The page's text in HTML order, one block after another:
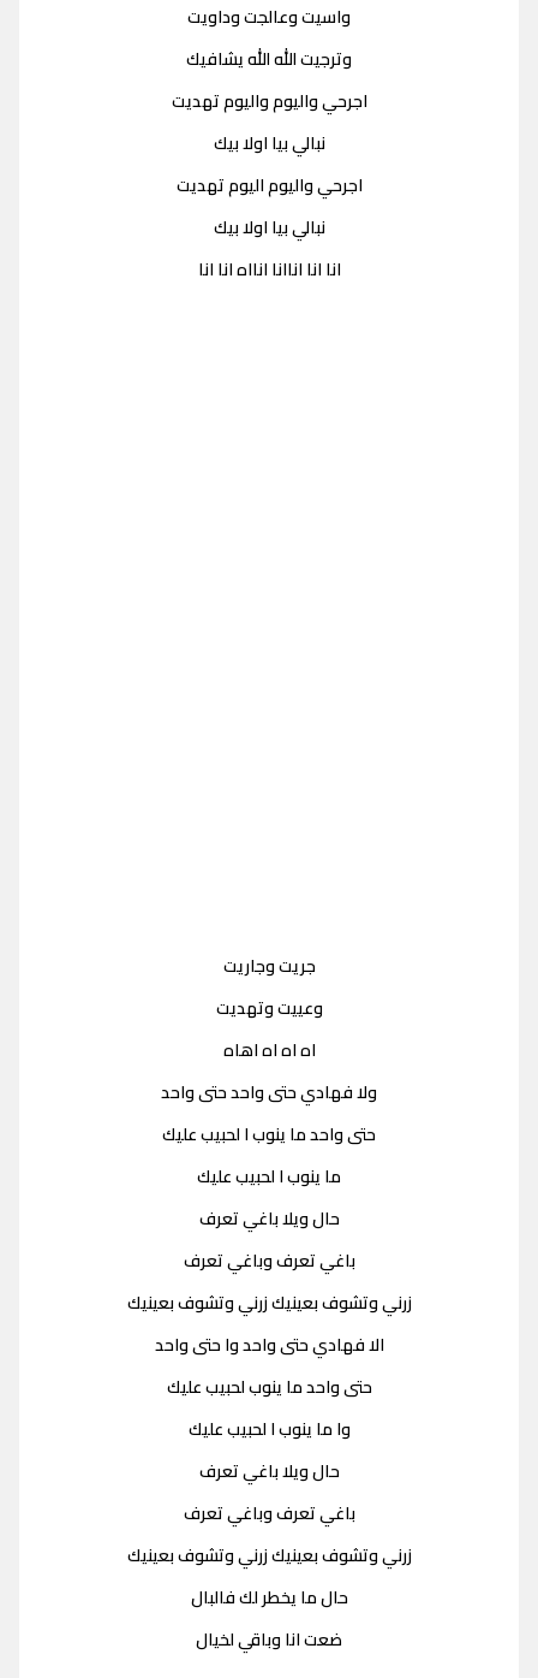
واسيت وعالجت وداويت
وترجيت الله الله يشافيك
اجرحي واليوم واليوم تهديت
نبالي بيا اولا بيك
اجرحي واليوم اليوم تهديت
نبالي بيا اولا بيك
انا انا اناانا انااه انا انا
جريت وجاريت
وعييت وتهديت
اه اه اه اهاه
ولا فهادي حتى واحد حتى واحد
حتى واحد ما ينوب ا لحبيب عليك
ما ينوب ا لحبيب عليك
حال ويلا باغي تعرف
باغي تعرف وباغي تعرف
زرني وتشوف بعينيك زرني وتشوف بعينيك
الا فهادي حتى واحد وا حتى واحد
حتى واحد ما ينوب لحبيب عليك
وا ما ينوب ا لحبيب عليك
حال ويلا باغي تعرف
باغي تعرف وباغي تعرف
زرني وتشوف بعينيك زرني وتشوف بعينيك
حال ما يخطر لك فالبال
ضعت انا وباقي لخيال